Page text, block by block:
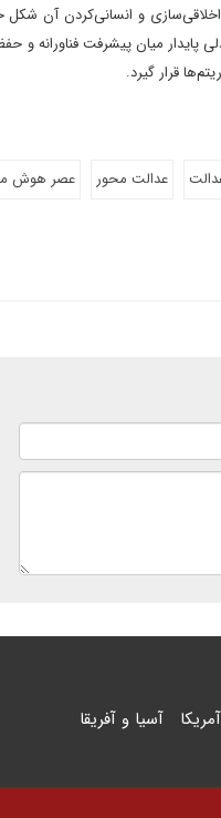
و انسانی‌کردن آن شکل
پایدار میان پیشرفت
قرار گیرد.
عدالت محور عصر هوش
آمریکا آسیا و آفریقا